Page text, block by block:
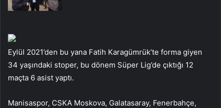
Eylül 2021’den bu yana Fatih Karagümrük’te forma giyen
34 yaşındaki stoper, bu dönem Süper Lig’de çıktığı 12
maçta 6 asist yaptı.
Manisaspor, CSKA Moskova, Galatasaray, Fenerbahçe,